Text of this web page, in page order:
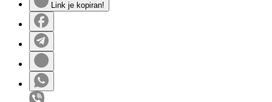
Link je kopiran!